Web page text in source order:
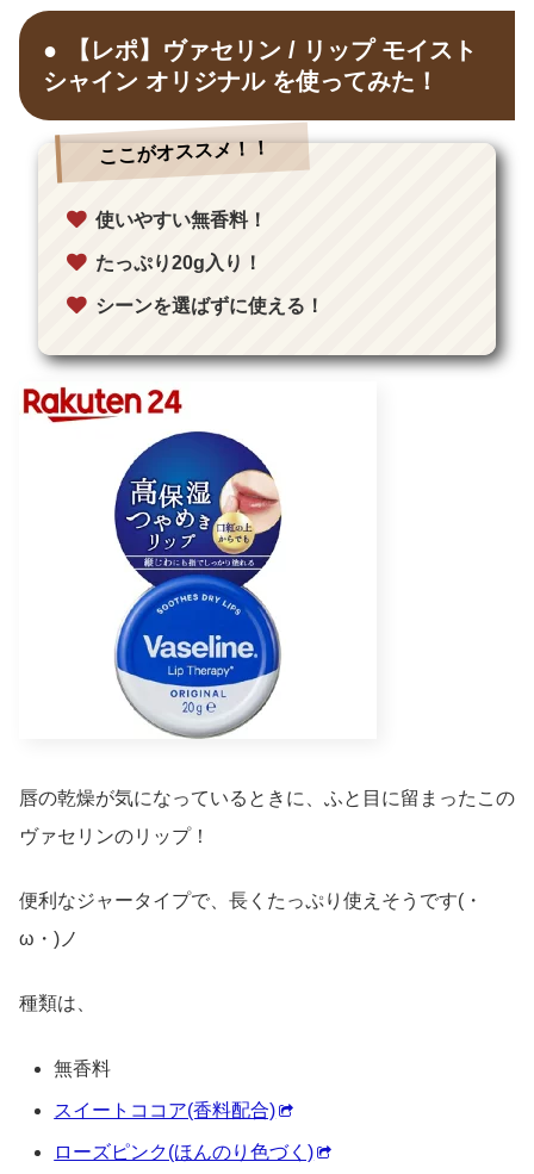
【レポ】ヴァセリン / リップ モイスト
シャイン オリジナル を使ってみた！
ここがオススメ！！
使いやすい無香料！
たっぷり20g入り！
シーンを選ばずに使える！
唇の乾燥が気になっているときに、ふと目に留まったこの
ヴァセリンのリップ！
便利なジャータイプで、長くたっぷり使えそうです(・
ω・)ノ
種類は、
無香料
スイートココア(香料配合)
ローズピンク(ほんのり色づく)